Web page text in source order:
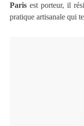
Paris est porteur, il
pratique artisanale qui